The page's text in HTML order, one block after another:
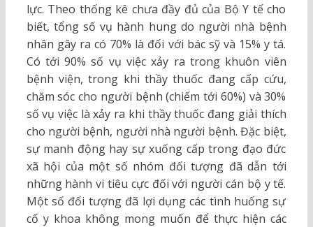
lực. Theo thống kê chưa đầy đủ của Bộ Y tế cho
biết, tổng số vụ hành hung do người nhà bệnh
nhân gây ra có 70% là đối với bác sỹ và 15% y tá.
Có tới 90% số vụ việc xảy ra trong khuôn viên
bệnh viện, trong khi thầy thuốc đang cấp cứu,
chăm sóc cho người bệnh (chiếm tới 60%) và 30%
số vụ việc là xảy ra khi thầy thuốc đang giải thích
cho người bệnh, người nhà người bệnh. Đặc biệt,
sự manh động hay sự xuống cấp trong đạo đức
xã hội của một số nhóm đối tượng đã dẫn tới
những hành vi tiêu cực đối với người cán bộ y tế.
Một số đối tượng đã lợi dụng các tình huống sự
cố y khoa không mong muốn để thực hiện các